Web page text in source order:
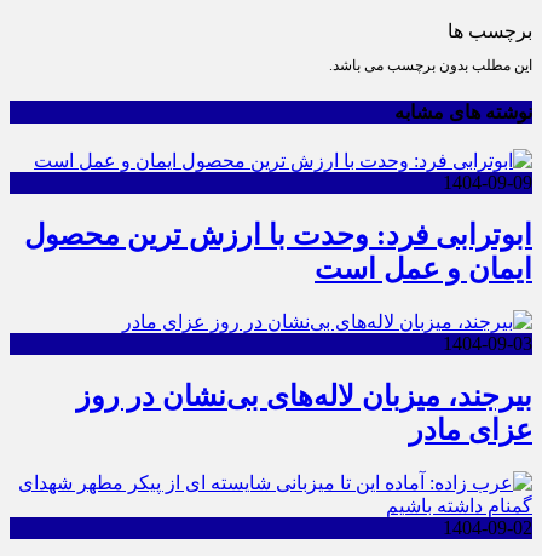
برچسب ها
این مطلب بدون برچسب می باشد.
نوشته های مشابه
1404-09-09
ابوترابی فرد: وحدت با ارزش ترین محصول
ایمان و عمل است
1404-09-03
بیرجند، میزبان لاله‌های بی‌نشان در روز
عزای مادر
1404-09-02